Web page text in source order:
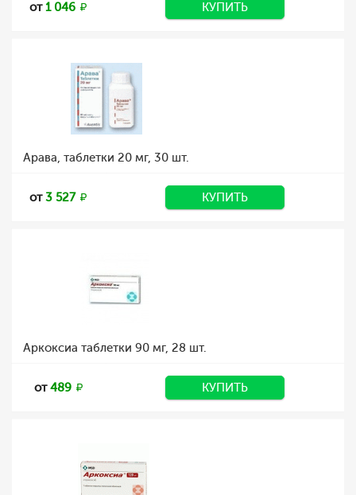
от1 046 КУПИТЬ
Арава, таблетки 20 мг, 30 шт.
от3 527 КУПИТЬ
Аркоксиа таблетки 90 мг, 28 шт.
от489 КУПИТЬ